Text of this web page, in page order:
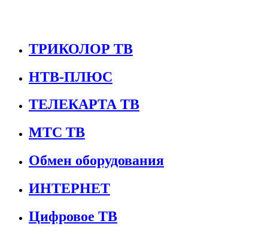
ТРИКОЛОР ТВ
НТВ-ПЛЮС
ТЕЛЕКАРТА ТВ
МТС ТВ
Обмен оборудования
ИНТЕРНЕТ
Цифровое ТВ